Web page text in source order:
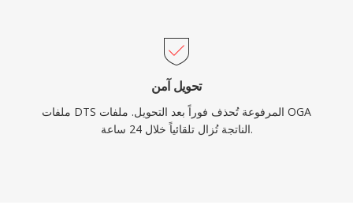
تحويل آمن
ملفات DTS المرفوعة تُحذف فوراً بعد التحويل. ملفات OGA
الناتجة تُزال تلقائياً خلال 24 ساعة.